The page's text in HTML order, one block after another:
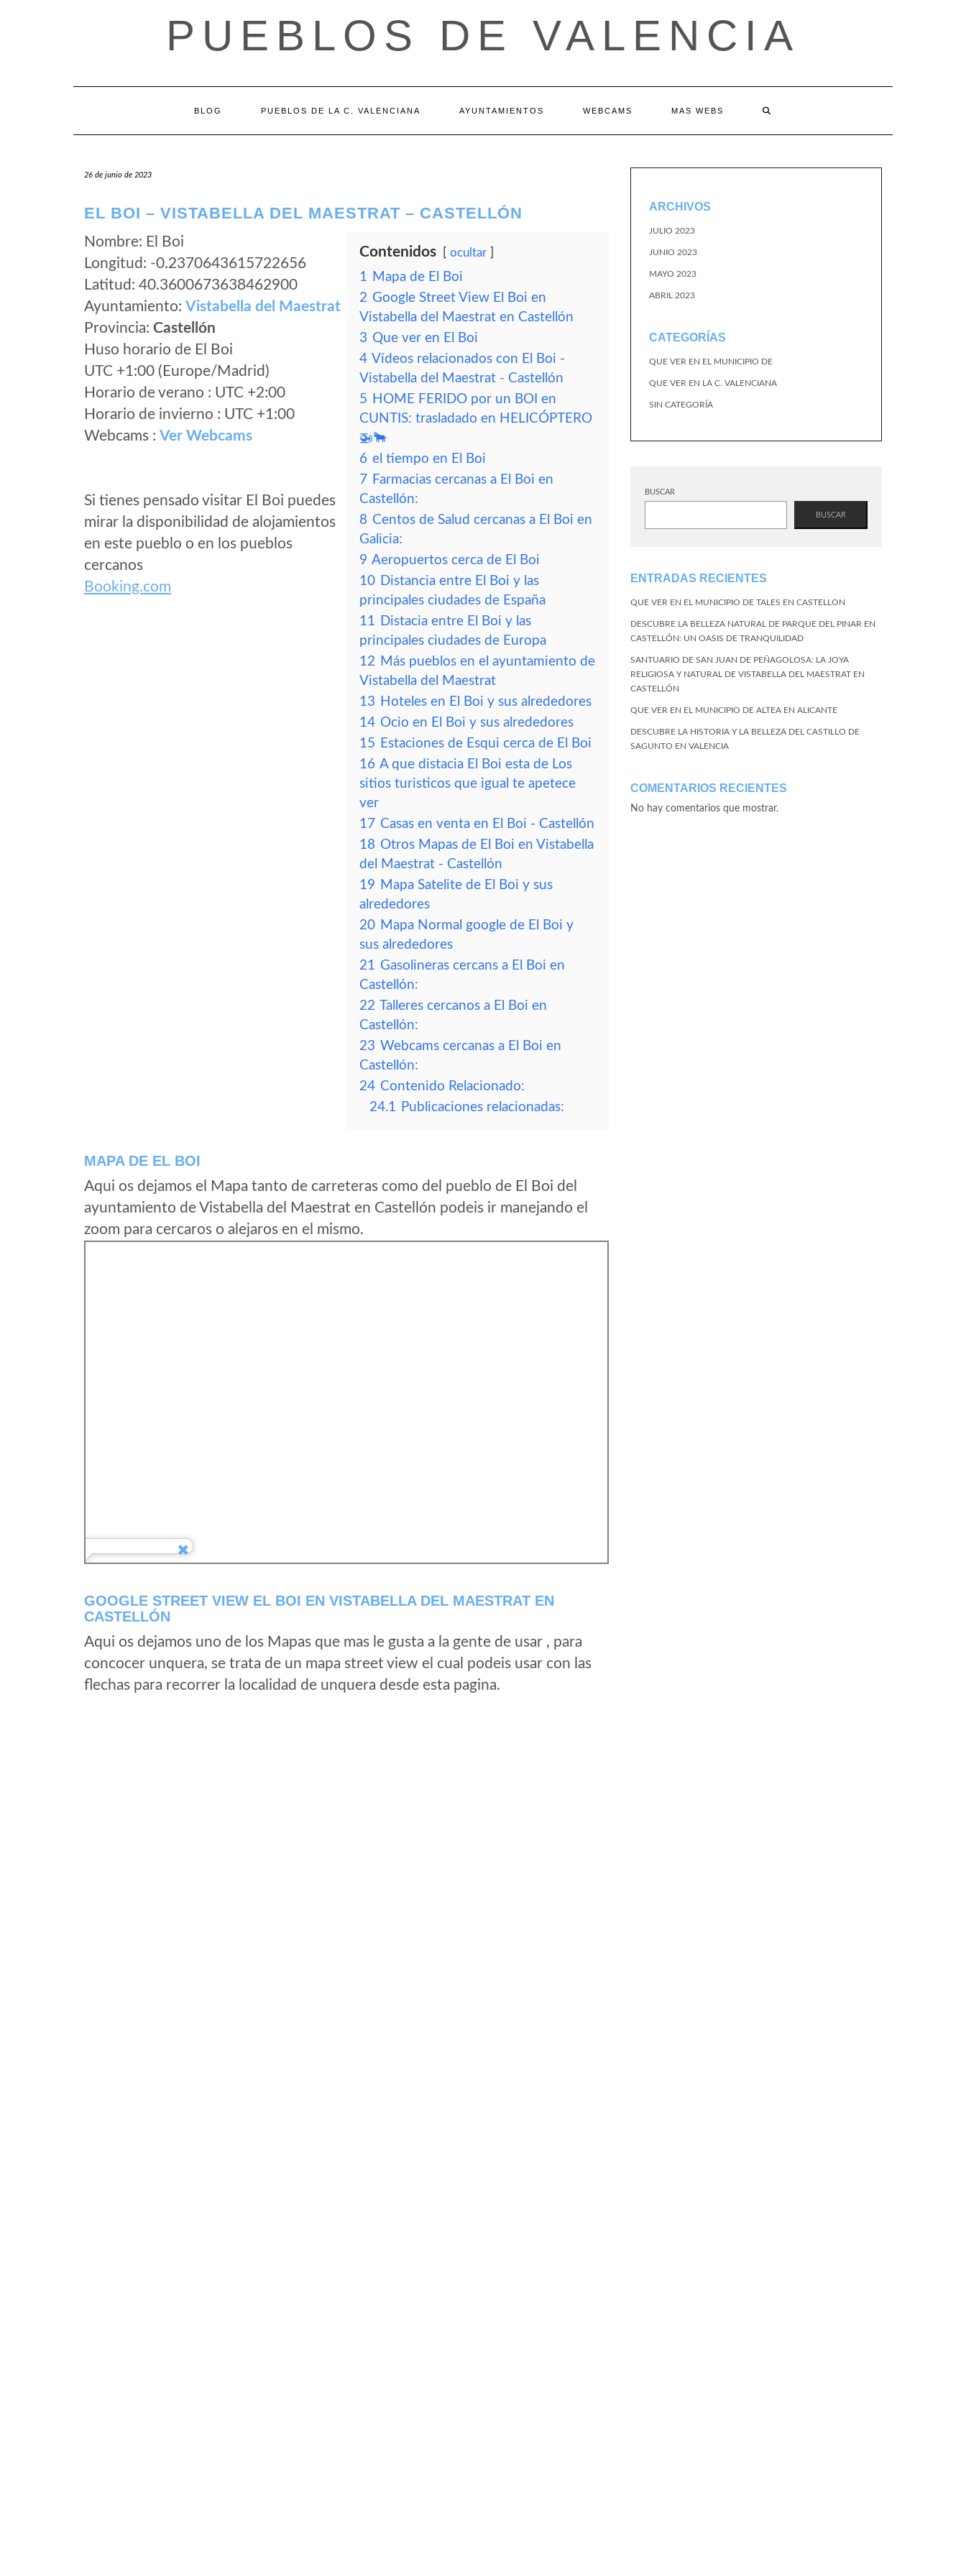
PUEBLOS DE VALENCIA
BLOG PUEBLOS DE LA C. VALENCIANA AYUNTAMIENTOS WEBCAMS MAS WEBS
26 de junio de 2023
EL BOI – VISTABELLA DEL MAESTRAT – CASTELLÓN
Nombre: El Boi
Longitud: -0.2370643615722656
Latitud: 40.3600673638462900
Ayuntamiento: Vistabella del Maestrat
Provincia: Castellón
Huso horario de El Boi
UTC +1:00 (Europe/Madrid)
Horario de verano : UTC +2:00
Horario de invierno : UTC +1:00
Webcams : Ver Webcams
Si tienes pensado visitar El Boi puedes
mirar la disponibilidad de alojamientos
en este pueblo o en los pueblos
cercanos
Booking.com
Contenidos ocultar
1 Mapa de El Boi
2 Google Street View El Boi en
Vistabella del Maestrat en Castellón
3 Que ver en El Boi
4 Vídeos relacionados con El Boi -
Vistabella del Maestrat - Castellón
5 HOME FERIDO por un BOI en
CUNTIS: trasladado en HELICÓPTERO
🚁🐂
6 el tiempo en El Boi
7 Farmacias cercanas a El Boi en
Castellón:
8 Centos de Salud cercanas a El Boi en
Galicia:
9 Aeropuertos cerca de El Boi
10 Distancia entre El Boi y las
principales ciudades de España
11 Distacia entre El Boi y las
principales ciudades de Europa
12 Más pueblos en el ayuntamiento de
Vistabella del Maestrat
13 Hoteles en El Boi y sus alrededores
14 Ocio en El Boi y sus alrededores
15 Estaciones de Esqui cerca de El Boi
16 A que distacia El Boi esta de Los
sitios turisticos que igual te apetece
ver
17 Casas en venta en El Boi - Castellón
18 Otros Mapas de El Boi en Vistabella
del Maestrat - Castellón
19 Mapa Satelite de El Boi y sus
alrededores
20 Mapa Normal google de El Boi y
sus alrededores
21 Gasolineras cercans a El Boi en
Castellón:
22 Talleres cercanos a El Boi en
Castellón:
23 Webcams cercanas a El Boi en
Castellón:
24 Contenido Relacionado:
24.1 Publicaciones relacionadas:
MAPA DE EL BOI
Aqui os dejamos el Mapa tanto de carreteras como del pueblo de El Boi del
ayuntamiento de Vistabella del Maestrat en Castellón podeis ir manejando el
zoom para cercaros o alejaros en el mismo.
GOOGLE STREET VIEW EL BOI EN VISTABELLA DEL MAESTRAT EN
CASTELLÓN
Aqui os dejamos uno de los Mapas que mas le gusta a la gente de usar , para
concocer unquera, se trata de un mapa street view el cual podeis usar con las
flechas para recorrer la localidad de unquera desde esta pagina.
ARCHIVOS
JULIO 2023
JUNIO 2023
MAYO 2023
ABRIL 2023
CATEGORÍAS
QUE VER EN EL MUNICIPIO DE
QUE VER EN LA C. VALENCIANA
SIN CATEGORÍA
BUSCAR
BUSCAR
ENTRADAS RECIENTES
QUE VER EN EL MUNICIPIO DE TALES EN CASTELLON
DESCUBRE LA BELLEZA NATURAL DE PARQUE DEL PINAR EN
CASTELLÓN: UN OASIS DE TRANQUILIDAD
SANTUARIO DE SAN JUAN DE PEÑAGOLOSA: LA JOYA
RELIGIOSA Y NATURAL DE VISTABELLA DEL MAESTRAT EN
CASTELLÓN
QUE VER EN EL MUNICIPIO DE ALTEA EN ALICANTE
DESCUBRE LA HISTORIA Y LA BELLEZA DEL CASTILLO DE
SAGUNTO EN VALENCIA
COMENTARIOS RECIENTES
No hay comentarios que mostrar.